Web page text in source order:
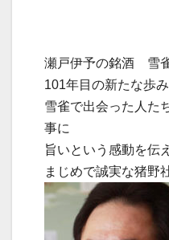
瀬戸伊予の銘酒 雪
101年目の新たな歩
雪雀で出会った人た
事に
旨いという感動を伝
まじめで誠実な猪野